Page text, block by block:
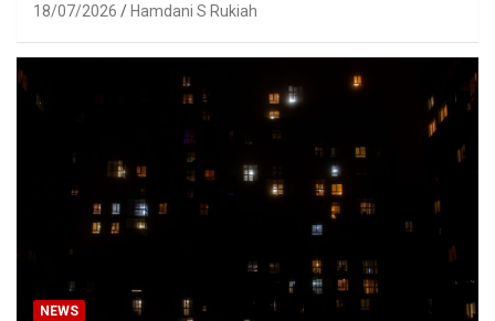
18/07/2026 Hamdani S Rukiah
NEWS